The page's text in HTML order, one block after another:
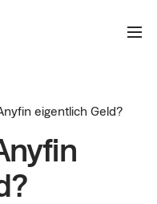
eigentlich Geld?